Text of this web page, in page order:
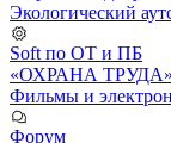
Экологический
Soft по ОТ и ПБ
«ОХРАНА ТРУДА»
Фильмы и
Форум